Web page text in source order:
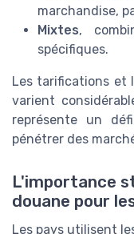
marchandise,
Mixtes,
spécifiques.
Les tarifications et
varient
représente un
pénétrer des
L'importance
douane pour
Les pays utilisent